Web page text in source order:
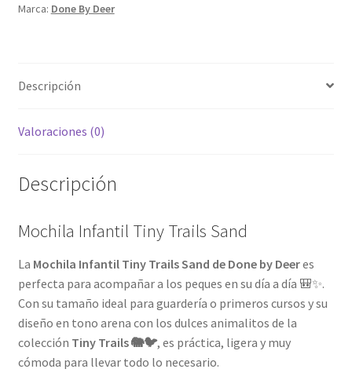
Marca: Done By Deer
Descripción
Valoraciones (0)
Descripción
Mochila Infantil Tiny Trails Sand
La Mochila Infantil Tiny Trails Sand de Done by Deeres
perfecta para acompañar a los peques en su día a día 🎒✨.
Con su tamaño ideal para guardería o primeros cursos y su
diseño en tono arena con los dulces animalitos de la
colección Tiny Trails 🐘🐦, es práctica, ligera y muy
cómoda para llevar todo lo necesario.